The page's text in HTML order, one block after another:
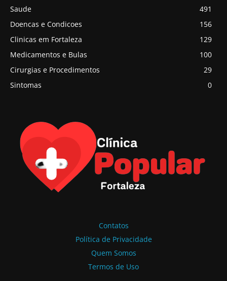
Saude
491
Doencas e Condicoes
156
Clinicas em Fortaleza
129
Medicamentos e Bulas
100
Cirurgias e Procedimentos
29
Sintomas
0
Contatos
Política de Privacidade
Quem Somos
Termos de Uso